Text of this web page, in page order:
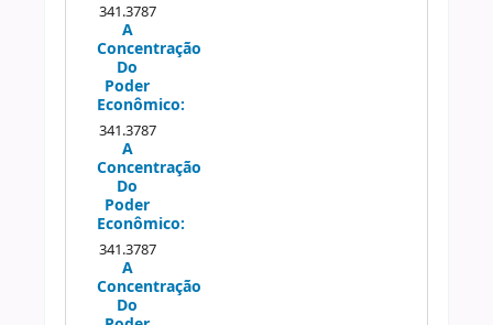
341.3787
A
Concentração
Do
Poder
Econômico:
341.3787
A
Concentração
Do
Poder
Econômico:
341.3787
A
Concentração
Do